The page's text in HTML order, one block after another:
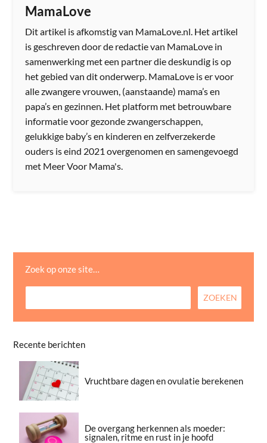
MamaLove
Dit artikel is afkomstig van MamaLove.nl. Het artikel
is geschreven door de redactie van MamaLove in
samenwerking met een partner die deskundig is op
het gebied van dit onderwerp. MamaLove is er voor
alle zwangere vrouwen, (aanstaande) mama’s en
papa’s en gezinnen. Het platform met betrouwbare
informatie voor gezonde zwangerschappen,
gelukkige baby’s en kinderen en zelfverzekerde
ouders is eind 2021 overgenomen en samengevoegd
met Meer Voor Mama's.
Zoek op onze site…
Recente berichten
Vruchtbare dagen en ovulatie berekenen
De overgang herkennen als moeder:
signalen, ritme en rust in je hoofd